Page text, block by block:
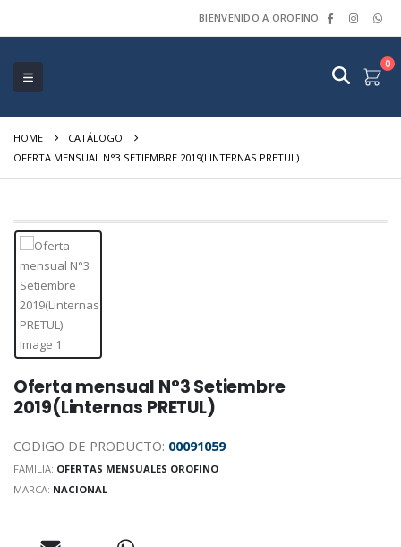
BIENVENIDO A OROFINO
0
HOME
CATÁLOGO
OFERTA MENSUAL N°3 SETIEMBRE 2019(LINTERNAS PRETUL)
Oferta mensual N°3 Setiembre
2019(Linternas PRETUL)
CODIGO DE PRODUCTO: 00091059
FAMILIA: OFERTAS MENSUALES OROFINO
MARCA: NACIONAL